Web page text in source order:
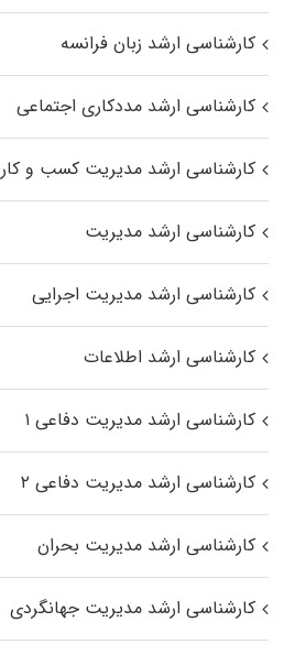
کارشناسی ارشد زبان فرانسه
کارشناسی ارشد مددکاری اجتماعی
کارشناسی ارشد مدیریت کسب و
کارشناسی ارشد مدیریت
کارشناسی ارشد مدیریت اجرایی
کارشناسی ارشد اطلاعات
کارشناسی ارشد مدیریت دفاعی ۱
کارشناسی ارشد مدیریت دفاعی ۲
کارشناسی ارشد مدیریت بحران
کارشناسی ارشد مدیریت جهانگردی